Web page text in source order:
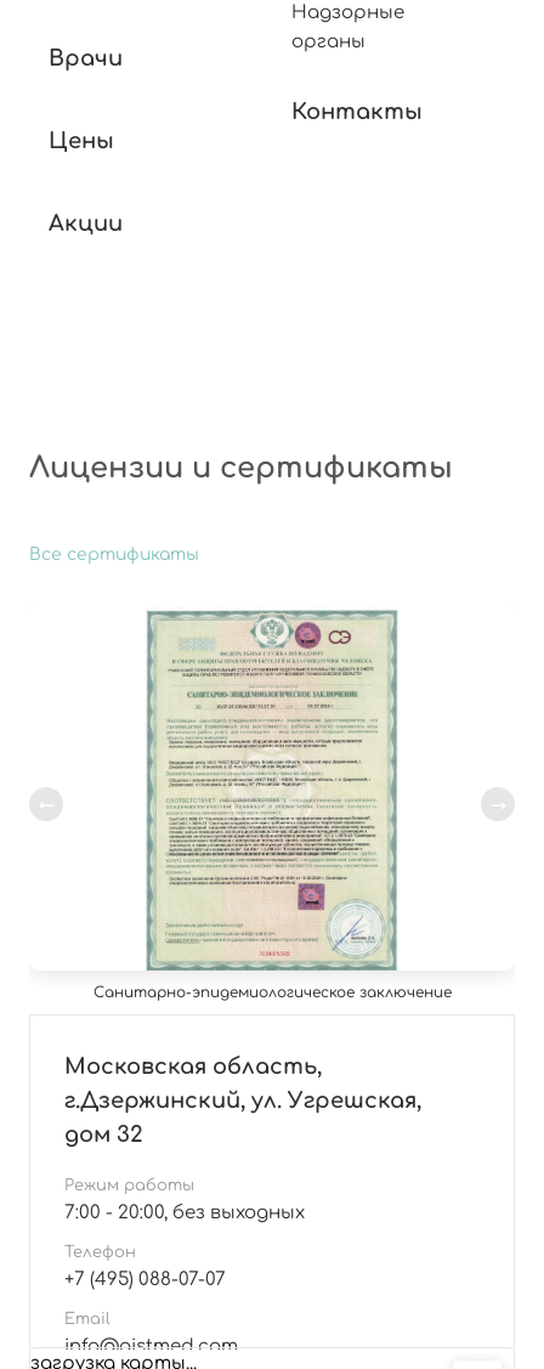
Врачи
Цены
Акции
Надзорные
органы
Контакты
Лицензии и сертификаты
Все сертификаты
Санитарно-эпидемиологическое заключение
Московская область,
г.Дзержинский, ул. Угрешская,
дом 32
Режим работы
7:00 - 20:00, без выходных
Телефон
+7 (495) 088-07-07
Email
info@aistmed.com
загрузка карты...